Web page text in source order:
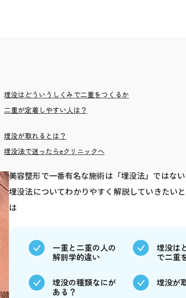
埋没はどういうしくみで二重をつくるか
二重が定着しやすい人は？
埋没が取れるとは？
埋没法で迷ったらeクリニックへ
美容整形で一番有名な施術は「埋没法」ではな
埋没法についてわかりやすく解説していきたい
は
一重と二重の人の
解剖学的違い
埋没は
で二重
埋没の種類なにが
ある？
埋没が